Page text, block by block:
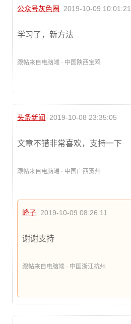
公众号灰色圈 2019-10-09 10:01:21
学习了，新方法
跟帖来自电脑端 · 中国陕西宝鸡
头条新闻 2019-10-08 23:35:05
文章不错非常喜欢，支持一下
跟帖来自电脑端 · 中国广西贺州
峰子 2019-10-09 08:26:11
谢谢支持
跟帖来自电脑端 · 中国浙江杭州